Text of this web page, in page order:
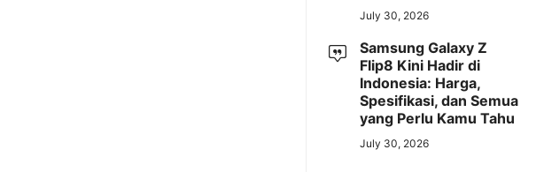
July 30, 2026
Samsung Galaxy Z
Flip8 Kini Hadir di
Indonesia: Harga,
Spesifikasi, dan Semua
yang Perlu Kamu Tahu
July 30, 2026